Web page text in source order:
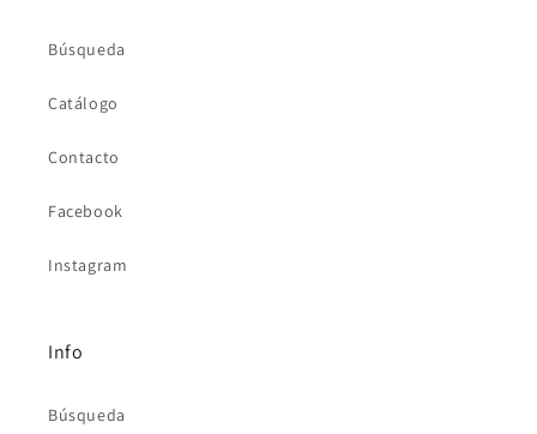
Búsqueda
Catálogo
Contacto
Facebook
Instagram
Info
Búsqueda